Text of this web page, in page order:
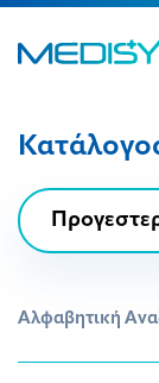
Αλφαβητική